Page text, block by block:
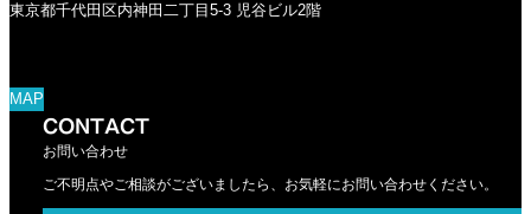
東京都千代田区内神田二丁目5-3 児谷ビル2階
MAP
CONTACT
お問い合わせ
ご不明点やご相談がございましたら、お気軽にお問い合わせください。